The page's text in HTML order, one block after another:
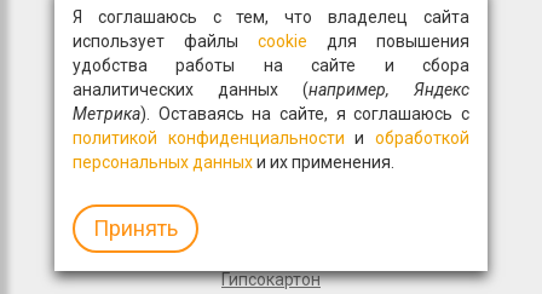
Рулонная кровля
Гидроизоляционные материалы
Дорожное строительство
Полимерные мембраны
Мастики и праймеры
Общестрой
Гипсокартон
Я соглашаюсь с тем, что владелец сайта
использует файлы cookie для повышения
удобства работы на сайте и сбора
аналитических данных (например, Яндекс
Метрика). Оставаясь на сайте, я соглашаюсь с
политикой конфиденциальности иобработкой
персональных данныхи их применения.
Принять